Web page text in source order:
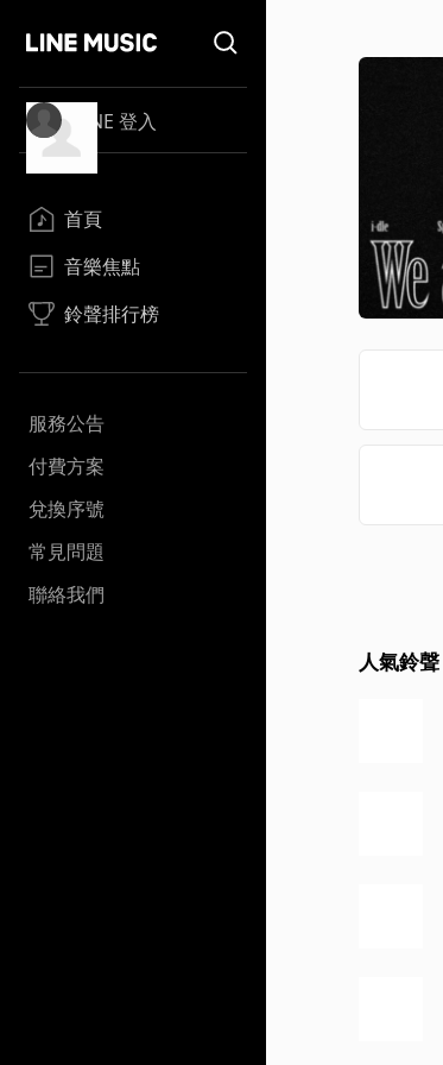
LINE 登入
首頁
音樂焦點
鈴聲排行榜
服務公告
付費方案
兌換序號
常見問題
聯絡我們
人氣鈴聲